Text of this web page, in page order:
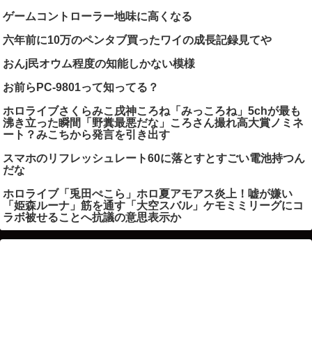
ゲームコントローラー地味に高くなる
六年前に10万のペンタブ買ったワイの成長記録見てや
おんj民オウム程度の知能しかない模様
お前らPC-9801って知ってる？
ホロライブさくらみこ戌神ころね「みっころね」5chが最も
沸き立った瞬間「野糞最悪だな」ころさん撮れ高大賞ノミネ
ート？みこちから発言を引き出す
スマホのリフレッシュレート60に落とすとすごい電池持つん
だな
ホロライブ「兎田ぺこら」ホロ夏アモアス炎上！嘘が嫌い
「姫森ルーナ」筋を通す「大空スバル」ケモミミリーグにコ
ラボ被せることへ抗議の意思表示か